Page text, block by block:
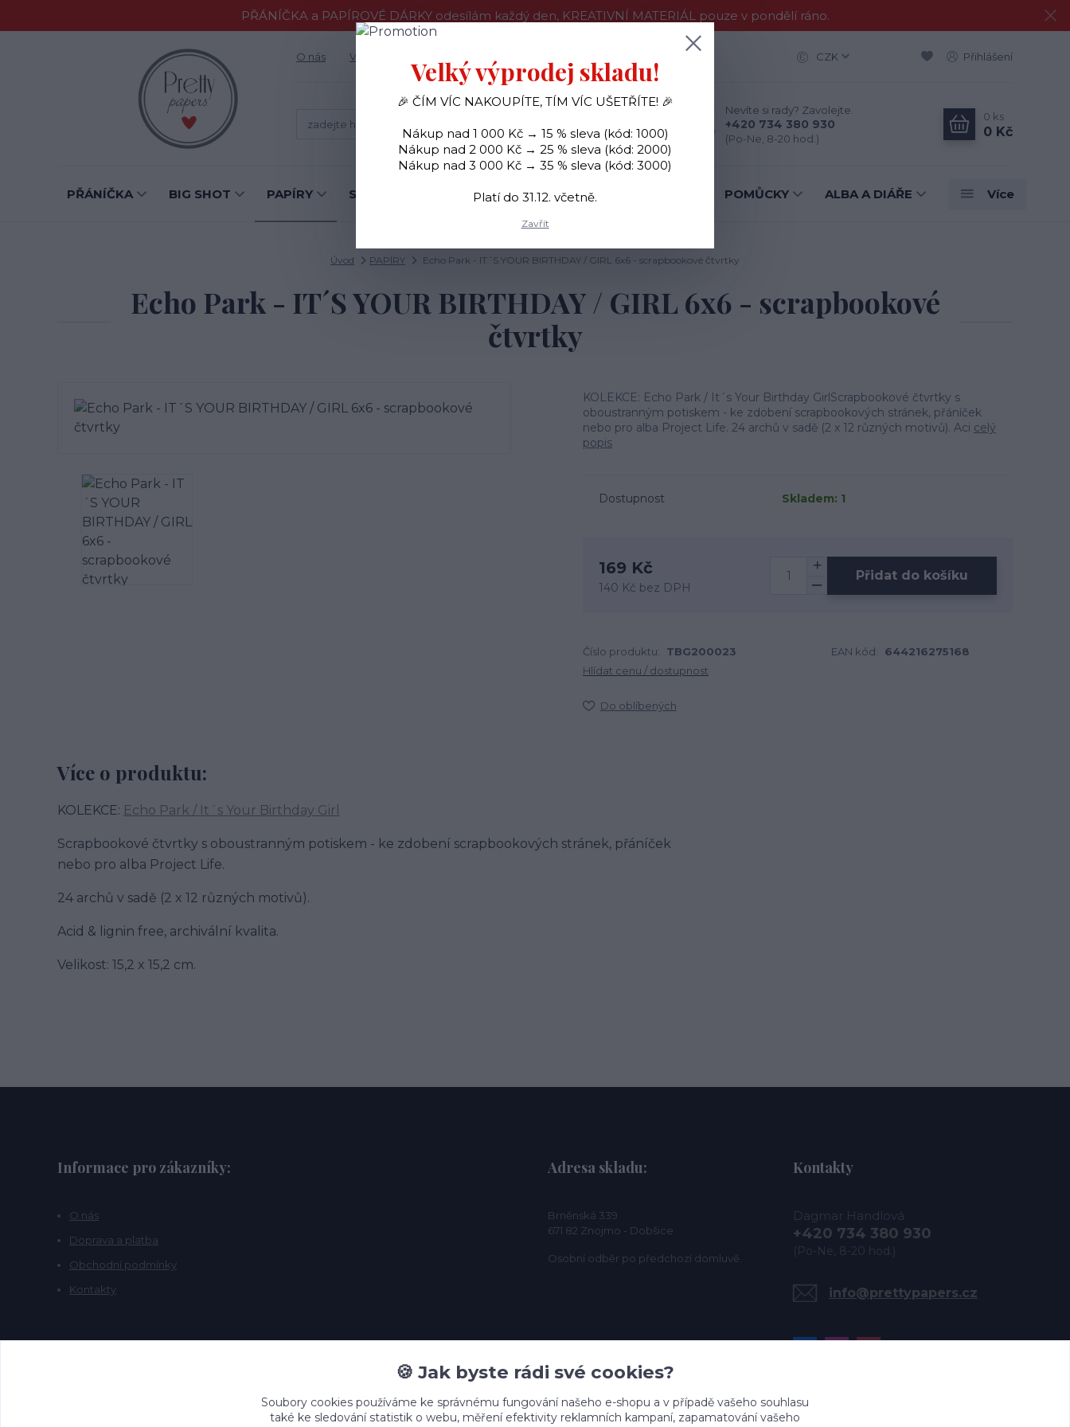
PŘÁNÍČKA a PAPÍROVÉ DÁRKY odesílám každý den, KREATIVNÍ MATERIÁL pouze v pondělí ráno.
O nás Vše o nákupu CZK Přihlášení
Nevíte si rady? Zavolejte.
+420 734 380 930
(Po-Ne, 8-20 hod.)
0 ks
0 Kč
PŘÁNÍČKA BIG SHOT PAPÍRY SAMOLEPKY OZDOBY RAZÍTKA POMŮCKY ALBA A DIÁŘE Více
Úvod PAPÍRY Echo Park - IT´S YOUR BIRTHDAY / GIRL 6x6 - scrapbookové čtvrtky
Echo Park - IT´S YOUR BIRTHDAY / GIRL 6x6 - scrapbookové
čtvrtky
KOLEKCE: Echo Park / It´s Your Birthday GirlScrapbookové čtvrtky s
oboustranným potiskem - ke zdobení scrapbookových stránek, přáníček
nebo pro alba Project Life. 24 archů v sadě (2 x 12 různých motivů). Aci celý
popis
Dostupnost Skladem: 1
169 Kč
140 Kč bez DPH
Přidat do košíku
Číslo produktu: TBG200023 EAN kód:
644216275168
Hlídat cenu / dostupnost
Do oblíbených
Více o produktu:
KOLEKCE: Echo Park / It´s Your Birthday Girl
Scrapbookové čtvrtky s oboustranným potiskem - ke zdobení scrapbookových stránek, přáníček
nebo pro alba Project Life.
24 archů v sadě (2 x 12 různých motivů).
Acid & lignin free, archivální kvalita.
Velikost: 15,2 x 15,2 cm.
Informace pro zákazníky:
O nás
Doprava a platba
Obchodní podmínky
Kontakty
Adresa skladu:
Brněnská 339
671 82 Znojmo - Dobšice
Osobní odběr po předchozí domluvě.
Kontakty
Dagmar Handlová
+420 734 380 930
(Po-Ne, 8-20 hod.)
info@prettypapers.cz
Velký výprodej skladu!
🎉 ČÍM VÍC NAKOUPÍTE, TÍM VÍC UŠETŘÍTE! 🎉
Nákup nad 1 000 Kč → 15 % sleva (kód: 1000)
Nákup nad 2 000 Kč → 25 % sleva (kód: 2000)
Nákup nad 3 000 Kč → 35 % sleva (kód: 3000)
Platí do 31.12. včetně.
Zavřít
🍪 Jak byste rádi své cookies?
Soubory cookies používáme ke správnému fungování našeho e-shopu a v případě vašeho souhlasu
také ke sledování statistik o webu, měření efektivity reklamních kampaní, zapamatování vašeho